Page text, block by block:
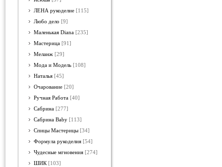
ЛЕНА рукоделие [115]
Любо дело [9]
Маленькая Diana [235]
Мастерица [91]
Меланж [29]
Мода и Модель [108]
Наталья [45]
Очарование [20]
Ручная Работа [40]
Сабрина [277]
Сабрина Baby [113]
Спицы Мастерицы [34]
Формула рукоделия [54]
Чудесные мгновения [274]
ШИК [103]